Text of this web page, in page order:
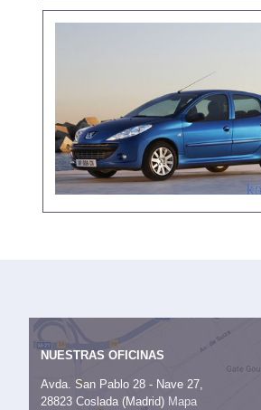
NUESTRAS OFICINAS
Avda. San Pablo 28 - Nave 27,
28823 Coslada (Madrid) Mapa